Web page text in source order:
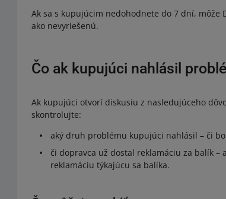
Ak sa s kupujúcim nedohodnete do 7 dní, môže
ako nevyriešenú.
Čo ak kupujúci nahlásil
Ak kupujúci otvorí diskusiu z nasledujúceho
skontrolujte:
aký druh problému kupujúci nahlásil – či
či dopravca už dostal reklamáciu za balík
reklamáciu týkajúcu sa balíka.